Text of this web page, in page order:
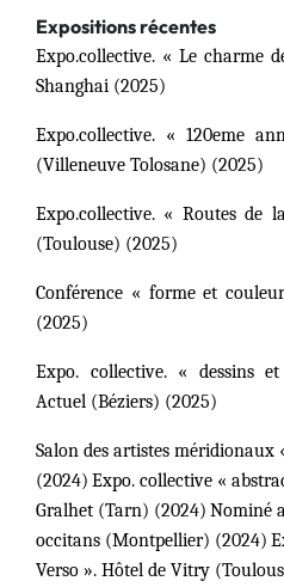
Expositions récentes
Expo.collective. « Le charme
Shanghai (2025)
Expo.collective. « 120eme
(Villeneuve Tolosane) (2025)
Expo.collective. « Routes de
(Toulouse) (2025)
Conférence « forme et
(2025)
Expo. collective. « dessins
Actuel (Béziers) (2025)
Salon des artistes méridionaux
(2024) Expo. collective «
Gralhet (Tarn) (2024) Nominé
occitans (Montpellier) (2024)
Verso ». Hôtel de Vitry